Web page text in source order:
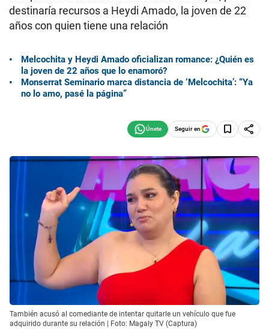
destinaría recursos a Heydi Amado, la joven de 22
años con quien tiene una relación
Melcochita y Heydi Amado oficializan romance: ¿Quién es
la joven de 22 años que lo enamoró?
Monserrat Seminario marca distancia de ‘Melcochita’: “Ya
no lo amo, pasé la página”
Seguir en
También acusó al comediante de intentar quitarle un vehículo que fue
adquirido durante su relación | Foto: Magaly TV (Captura)